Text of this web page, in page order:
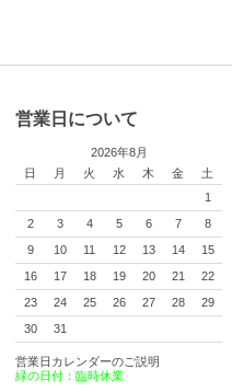
営業日について
2026年8月
日
月 火 水 木 金
土
1
2
3 4 5 6 7
8
9
10 11 12 13 14
15
16
17 18 19 20 21
22
23
24 25 26 27 28
29
30
31
営業日カレンダーのご説明
緑の日付：臨時休業